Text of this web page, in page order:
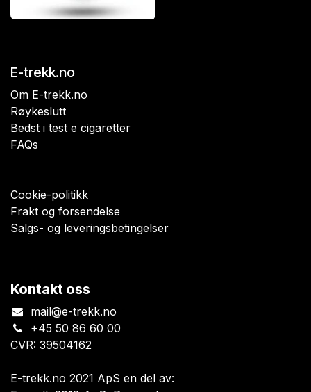
E-trekk.no
Om E-trekk.no
Røykeslutt
Bedst i test e cigaretter
FAQs
Cookie-politikk
Frakt og forsendelse
Salgs- og leveringsbetingelser
Kontakt oss
mail@e-trekk.no
+45 50 86 60 00
CVR: 39504162
E-trekk.no 2021 ApS en del av: